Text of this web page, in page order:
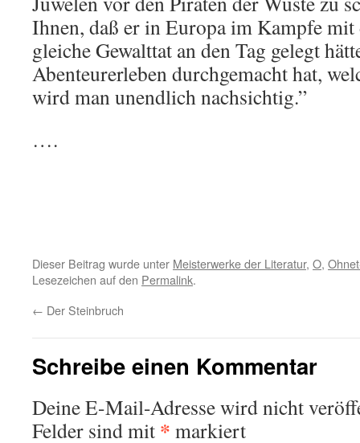
Ihnen, daß er in Europa im Kampfe
gleiche Gewalttat an den Tag gelegt
Abenteurerleben durchgemacht hat,
wird man unendlich nachsichtig.”
….
Dieser Beitrag wurde unter Meisterwerke der Literatur, O,
Lesezeichen auf den Permalink.
← Der Steinbruch
Schreibe einen Kommentar
Deine E-Mail-Adresse wird nicht
Felder sind mit * markiert